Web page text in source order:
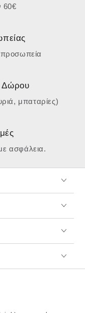
60€
Δώρου
μπαταρίες)
ασφάλεια.